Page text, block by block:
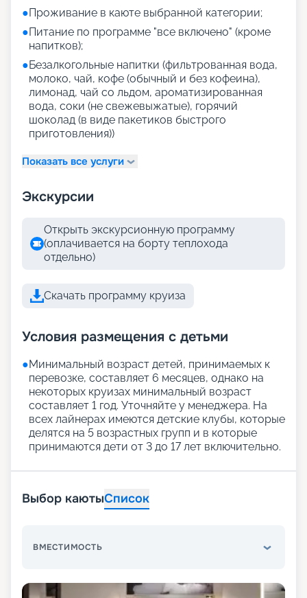
●Проживание в каюте выбранной категории;
●Питание по программе "все включено" (кроме
напитков);
●Безалкогольные напитки (фильтрованная вода,
молоко, чай, кофе (обычный и без кофеина),
лимонад, чай со льдом, ароматизированная
вода, соки (не свежевыжатые), горячий
шоколад (в виде пакетиков быстрого
приготовления))
Показать все услуги
Экскурсии
Открыть экскурсионную программу
(оплачивается на борту теплохода
отдельно)
Скачать программу круиза
Условия размещения с детьми
●Минимальный возраст детей, принимаемых к
перевозке, составляет 6 месяцев, однако на
некоторых круизах минимальный возраст
составляет 1 год. Уточняйте у менеджера. На
всех лайнерах имеются детские клубы, которые
делятся на 5 возрастных групп и в которые
принимаются дети от 3 до 17 лет включительно.
Выбор каютыСписок
ВМЕСТИМОСТЬ